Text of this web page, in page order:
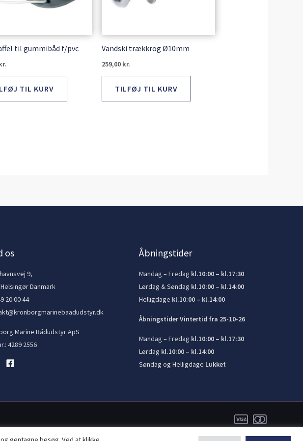
til gummibåd f/pvc
TIL KURV
Vandski trækkrog Ø10mm
259,00 kr.
TILFØJ TIL KURV
os
9,
Danmark
20 00 44
Marine Bådudstyr ApS
4289 2556
Åbningstider
Mandag – Fredag kl.10:00 – kl.17:30
Lørdag & Søndag kl.10:00 – kl.14:00
Helligdage kl.10:00 – kl.14:00
Åbningstider Vintertid fra 25-10-26
Mandag – Fredag kl.10:00 – kl.17:30
Lørdag kl.10:00 – kl.14:00
Søndag og Helligdage Lukket